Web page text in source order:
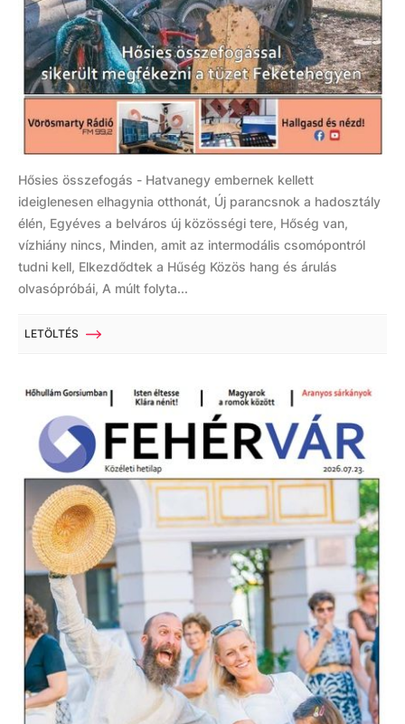
Hősies összefogás - Hatvanegy embernek kellett
ideiglenesen elhagynia otthonát, Új parancsnok a hadosztály
élén, Egyéves a belváros új közösségi tere, Hőség van,
vízhiány nincs, Minden, amit az intermodális csomópontról
tudni kell, Elkezdődtek a Hűség Közös hang és árulás
olvasópróbái, A múlt folyta...
LETÖLTÉS